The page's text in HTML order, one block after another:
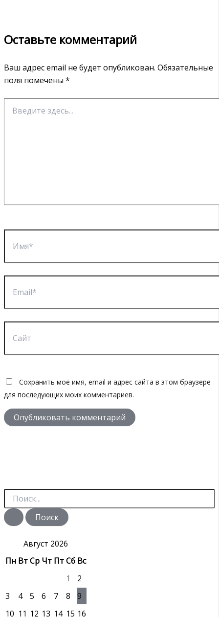
Оставьте комментарий
Ваш адрес email не будет опубликован. Обязательные
поля помечены *
здесь...
Сохранить моё имя, email и адрес сайта в этом браузере
для последующих моих комментариев.
П
и
с
Август 2026
Пн ВтСр Чт ПтСб Вс
1
2
3
4 5 6 7 8
9
10 11 12 13 14 15 16